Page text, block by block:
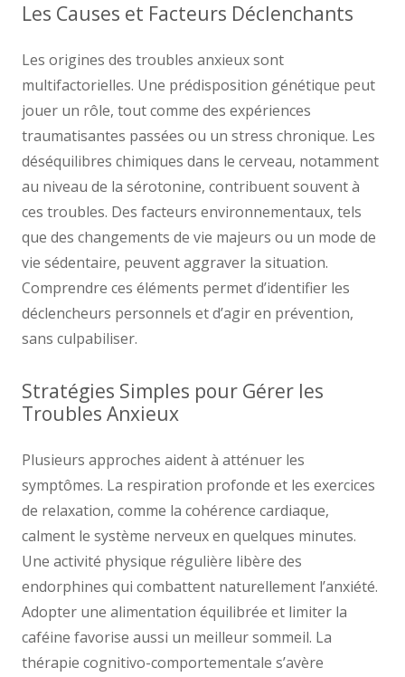
Les Causes et Facteurs Déclenchants
Les origines des troubles anxieux sont
multifactorielles. Une prédisposition génétique peut
jouer un rôle, tout comme des expériences
traumatisantes passées ou un stress chronique. Les
déséquilibres chimiques dans le cerveau, notamment
au niveau de la sérotonine, contribuent souvent à
ces troubles. Des facteurs environnementaux, tels
que des changements de vie majeurs ou un mode de
vie sédentaire, peuvent aggraver la situation.
Comprendre ces éléments permet d’identifier les
déclencheurs personnels et d’agir en prévention,
sans culpabiliser.
Stratégies Simples pour Gérer les
Troubles Anxieux
Plusieurs approches aident à atténuer les
symptômes. La respiration profonde et les exercices
de relaxation, comme la cohérence cardiaque,
calment le système nerveux en quelques minutes.
Une activité physique régulière libère des
endorphines qui combattent naturellement l’anxiété.
Adopter une alimentation équilibrée et limiter la
caféine favorise aussi un meilleur sommeil. La
thérapie cognitivo-comportementale s’avère